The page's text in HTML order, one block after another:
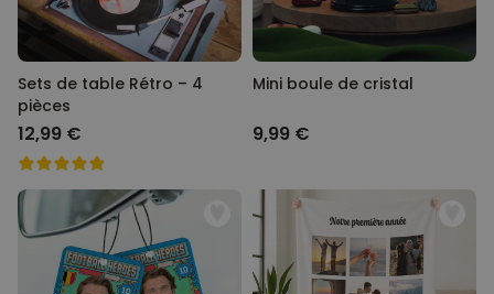
Sets de table Rétro – 4
pièces
12,99 €
Mini boule de cristal
9,99 €